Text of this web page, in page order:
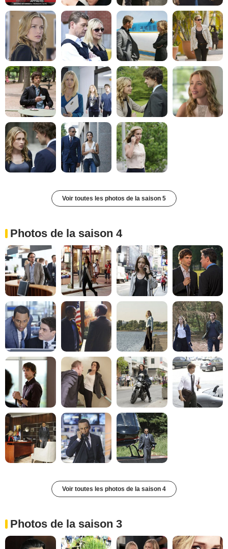
Voir toutes les photos de la saison 5
Photos de la saison 4
Voir toutes les photos de la saison 4
Photos de la saison 3